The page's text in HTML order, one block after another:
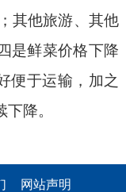
其他旅游、其他
是鲜菜价格下降
便于运输， 加之
降。
网站声明